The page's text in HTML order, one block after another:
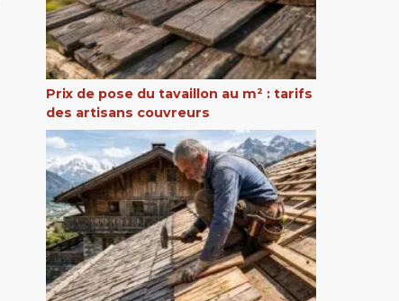
Prix de pose du tavaillon au m² : tarifs
des artisans couvreurs